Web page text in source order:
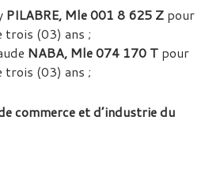
PILABRE, Mle 001 8 625 Z pour
trois (03) ans ;
NABA, Mle 074 170 T pour
trois (03) ans ;
commerce et d’industrie du